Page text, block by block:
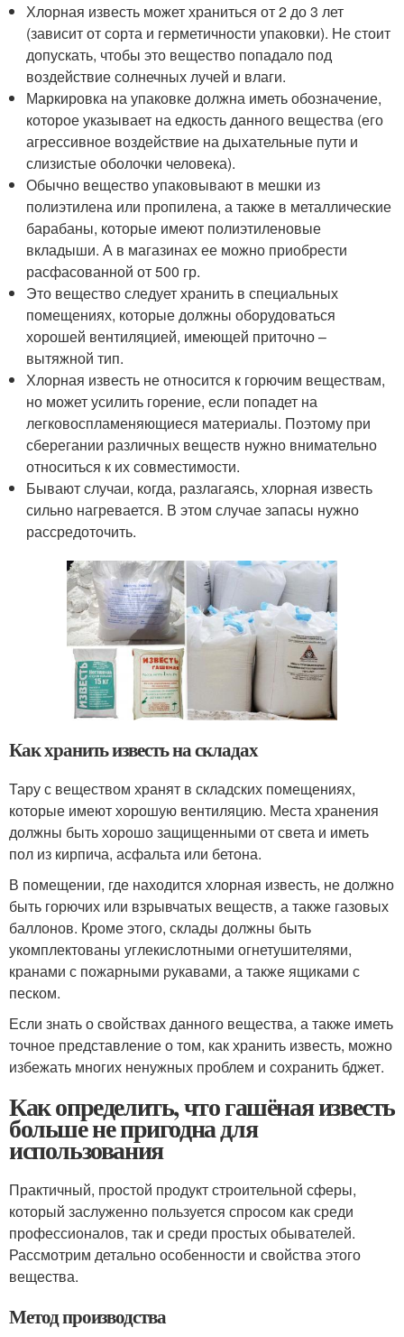
Хлорная известь может храниться от 2 до 3 лет
(зависит от сорта и герметичности упаковки). Не стоит
допускать, чтобы это вещество попадало под
воздействие солнечных лучей и влаги.
Маркировка на упаковке должна иметь обозначение,
которое указывает на едкость данного вещества (его
агрессивное воздействие на дыхательные пути и
слизистые оболочки человека).
Обычно вещество упаковывают в мешки из
полиэтилена или пропилена, а также в металлические
барабаны, которые имеют полиэтиленовые
вкладыши. А в магазинах ее можно приобрести
расфасованной от 500 гр.
Это вещество следует хранить в специальных
помещениях, которые должны оборудоваться
хорошей вентиляцией, имеющей приточно –
вытяжной тип.
Хлорная известь не относится к горючим веществам,
но может усилить горение, если попадет на
легковоспламеняющиеся материалы. Поэтому при
сберегании различных веществ нужно внимательно
относиться к их совместимости.
Бывают случаи, когда, разлагаясь, хлорная известь
сильно нагревается. В этом случае запасы нужно
рассредоточить.
Как хранить известь на складах
Тару с веществом хранят в складских помещениях,
которые имеют хорошую вентиляцию. Места хранения
должны быть хорошо защищенными от света и иметь
пол из кирпича, асфальта или бетона.
В помещении, где находится хлорная известь, не должно
быть горючих или взрывчатых веществ, а также газовых
баллонов. Кроме этого, склады должны быть
укомплектованы углекислотными огнетушителями,
кранами с пожарными рукавами, а также ящиками с
песком.
Если знать о свойствах данного вещества, а также иметь
точное представление о том, как хранить известь, можно
избежать многих ненужных проблем и сохранить бджет.
Как определить, что гашёная известь
больше не пригодна для
использования
Практичный, простой продукт строительной сферы,
который заслуженно пользуется спросом как среди
профессионалов, так и среди простых обывателей.
Рассмотрим детально особенности и свойства этого
вещества.
Метод производства